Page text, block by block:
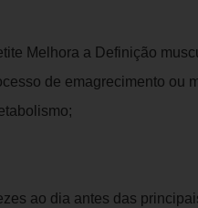
Melhora a Definição
de emagrecimento ou
ao dia antes das